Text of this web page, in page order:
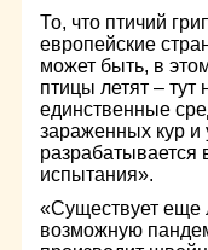
То, что птичий
европейские
может быть, в
птицы летят –
единственные
зараженных кур и
разрабатывается
испытания».
«Существует еще
возможную